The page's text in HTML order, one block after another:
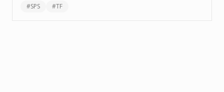
#SPS #TF